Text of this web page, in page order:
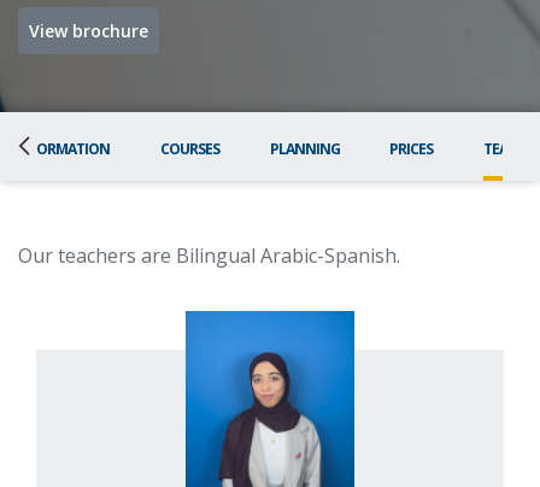
View brochure
INFORMATION COURSES PLANNING PRICES
Our teachers are Bilingual Arabic-Spanish.